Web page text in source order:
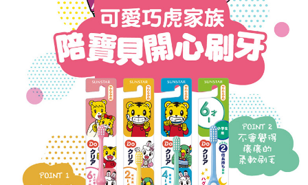
請求用戶進行身份認證。
５．嚴禁一人註冊多個帳號或使用他人資訊註冊。若發現惡意使用之情形，
恩沛科技股份有限公司將有權停止該用戶之使用額度並採取法律行動。